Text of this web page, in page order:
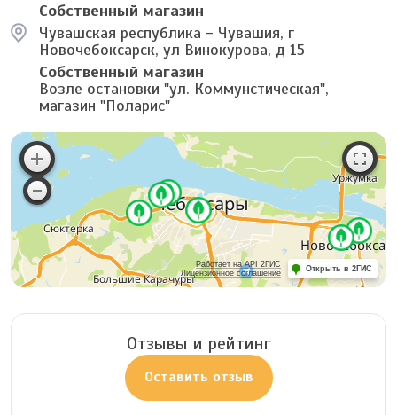
Собственный магазин
Чувашская республика - Чувашия, г
Новочебоксарск, ул Винокурова, д 15
Собственный магазин
Возле остановки "ул. Коммунстическая",
магазин "Поларис"
Работает на API 2ГИС
Лицензионное соглашение
Открыть в 2ГИС
Отзывы и рейтинг
Оставить отзыв